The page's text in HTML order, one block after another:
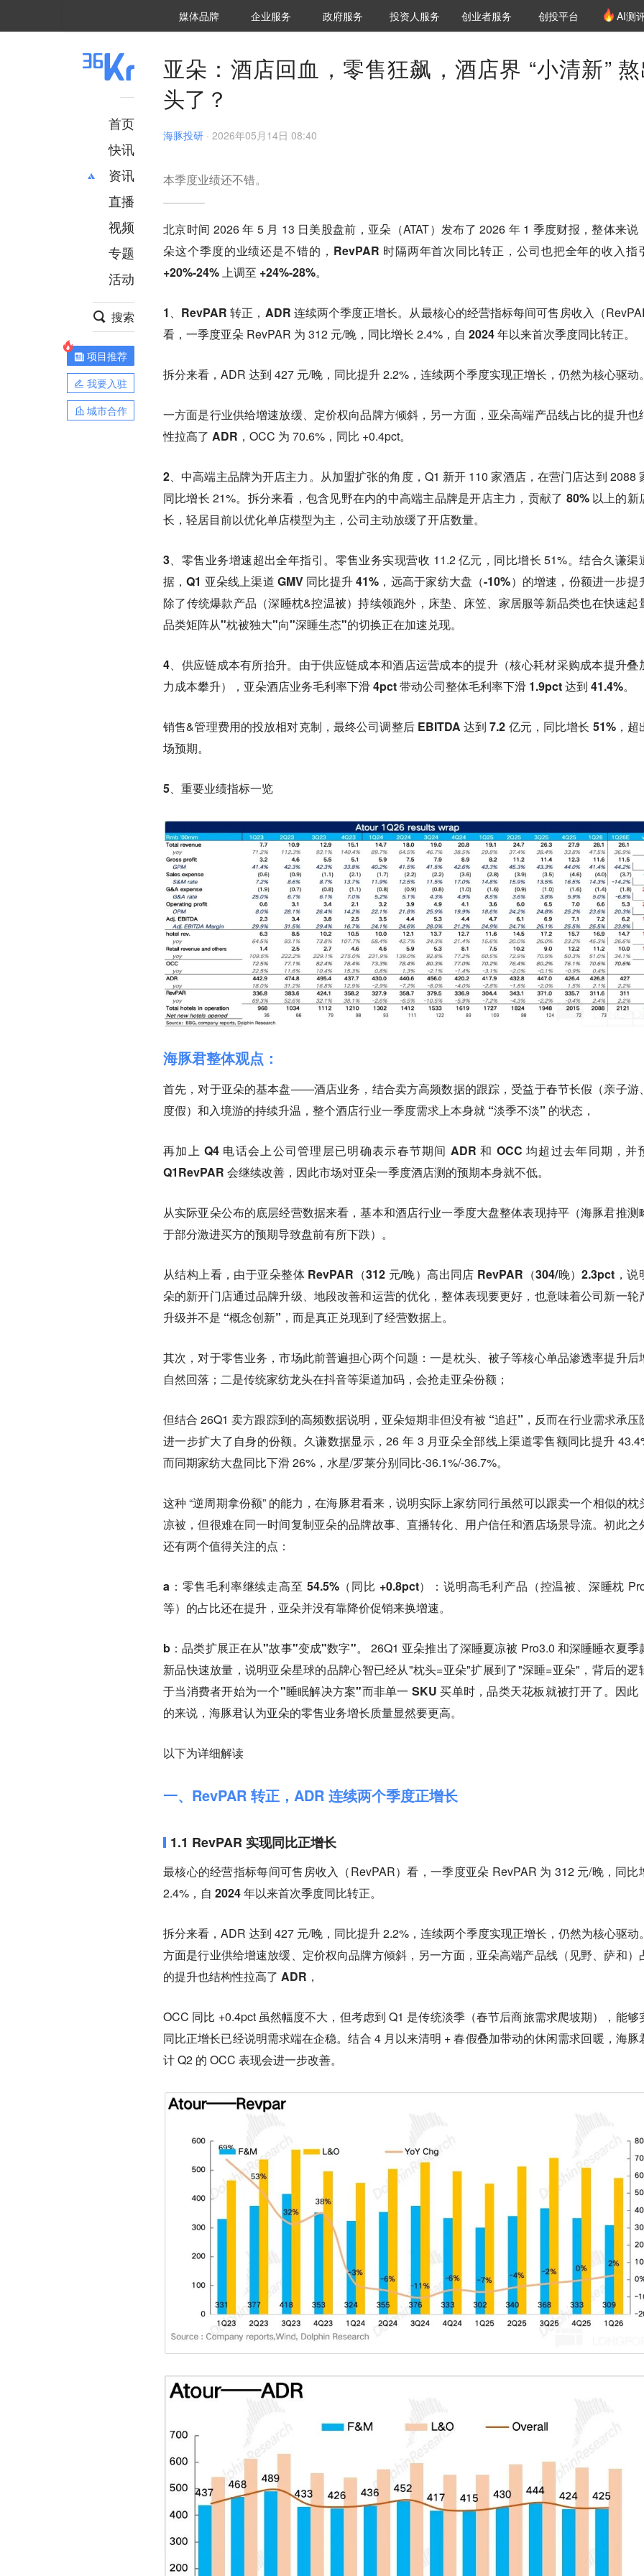
媒体品牌 36Kr研究院
企业服务 城市之窗
政府服务 VClub投资机构库
投资机构职位推介
投资人服务 创投氪堂
创业者服务 创投平台 AI测
首页
快讯
资讯
推荐
财经
项目推荐
安徽
直播
视频
专题
活动
搜索
项目推荐
我要入驻
城市合作
亚朵：酒店回血，零售狂飙，酒店界 “小清新” 熬
头了？
海豚投研 · 2026年05月14日 08:40
本季度业绩还不错。
北京时间 2026 年 5 月 13 日美股盘前，亚朵（ATAT）发布了 2026 年 1 季度财报，整体来说
朵这个季度的业绩还是不错的， RevPAR 时隔两年首次同比转正，公司也把全年的收入指
+20%-24% 上调至 +24%-28%。
1、RevPAR 转正，ADR 连续两个季度正增长。从最核心的经营指标每间可售房收入（
看，一季度亚朵 RevPAR 为 312 元/晚，同比增长 2.4%， 自 2024 年以来首次季度同比转正。
拆分来看，ADR 达到 427 元/晚，同比提升 2.2%， 连续两个季度实现正增长，仍然为核心驱动。
一方面是行业供给增速放缓、定价权向品牌方倾斜，另一方面，亚朵高端产品线占比的提升也
性拉高了 ADR ，OCC 为 70.6%，同比 +0.4pct。
2、中高端主品牌为开店主力。从加盟扩张的角度，Q1 新开 110 家酒店，在营门店达到 2088
同比增长 21%。拆分来看， 包含见野在内的中高端主品牌是开店主力，贡献了 80% 以上的新
长，轻居目前以优化单店模型为主，公司主动放缓了开店数量。
3、零售业务增速超出全年指引。 零售业务实现营收 11.2 亿元，同比增长 51%。结合久谦渠
据，Q1 亚朵线上渠道 GMV 同比提升 41%，远高于家纺大盘（-10%）的增速，份额进一步提
除了传统爆款产品（深睡枕&控温被）持续领跑外， 床垫、床笠、家居服等新品类也在快速起
品类矩阵从"枕被独大"向"深睡生态"的切换正在加速兑现。
4、供应链成本有所抬升。 由于供应链成本和酒店运营成本的提升（核心耗材采购成本提升叠
力成本攀升），亚朵酒店业务毛利率下滑 4pct 带动公司整体毛利率下滑 1.9pct 达到 41.4%。
销售&管理费用的投放相对克制， 最终公司调整后 EBITDA 达到 7.2 亿元，同比增长 51%，超
场预期。
5、重要业绩指标一览
海豚君整体观点：
首先，对于亚朵的基本盘——酒店业务， 结合卖方高频数据的跟踪，受益于春节长假（亲子游
度假）和入境游的持续升温，整个酒店行业一季度需求上本身就 “淡季不淡” 的状态，
再加上 Q4 电话会上公司管理层已明确表示春节期间 ADR 和 OCC 均超过去年同期，并
Q1RevPAR 会继续改善，因此市场对亚朵一季度酒店测的预期本身就不低。
从实际亚朵公布的底层经营数据来看，基本和酒店行业一季度大盘整体表现持平（海豚君推测
于部分激进买方的预期导致盘前有所下跌）。
从结构上看，由于亚朵整体 RevPAR（312 元/晚）高出同店 RevPAR（304/晚）2.3pct，说
朵的新开门店通过品牌升级、地段改善和运营的优化，整体表现要更好，也意味着公司新一轮
升级并不是 “概念创新”，而是真正兑现到了经营数据上。
其次，对于零售业务，市场此前普遍担心两个问题：一是枕头、被子等核心单品渗透率提升后
自然回落；二是传统家纺龙头在抖音等渠道加码，会抢走亚朵份额；
但结合 26Q1 卖方跟踪到的高频数据说明， 亚朵短期非但没有被 “追赶”，反而在行业需求承压
进一步扩大了自身的份额。久谦数据显示，26 年 3 月亚朵全部线上渠道零售额同比提升
而同期家纺大盘同比下滑 26%，水星/罗莱分别同比-36.1%/-36.7%。
这种 “逆周期拿份额” 的能力，在海豚君看来，说明实际上家纺同行虽然可以跟卖一个相似的枕
凉被，但很难在同一时间复制亚朵的品牌故事、直播转化、用户信任和酒店场景导流。初此之
还有两个值得关注的点：
a：零售毛利率继续走高至 54.5%（同比 +0.8pct）：说明高毛利产品（控温被、深睡枕
等）的占比还在提升，亚朵并没有靠降价促销来换增速。
b：品类扩展正在从"故事"变成"数字"。 26Q1 亚朵推出了深睡夏凉被 Pro3.0 和深睡睡衣夏季
新品快速放量，说明亚朵星球的品牌心智已经从"枕头=亚朵"扩展到了"深睡=亚朵"， 背后的逻
于当消费者开始为一个"睡眠解决方案"而非单一 SKU 买单时，品类天花板就被打开了。 因此
的来说，海豚君认为亚朵的零售业务增长质量显然要更高。
以下为详细解读
一、RevPAR 转正，ADR 连续两个季度正增长
1.1 RevPAR 实现同比正增长
最核心的经营指标每间可售房收入（RevPAR）看，一季度亚朵 RevPAR 为 312 元/晚，同比
2.4%， 自 2024 年以来首次季度同比转正。
拆分来看，ADR 达到 427 元/晚，同比提升 2.2%， 连续两个季度实现正增长，仍然为核心驱动。
方面是行业供给增速放缓、定价权向品牌方倾斜，另一方面，亚朵高端产品线（ 见野、萨和）
的提升也结构性拉高了 ADR ，
OCC 同比 +0.4pct 虽然幅度不大，但考虑到 Q1 是传统淡季（春节后商旅需求爬坡期），能够
同比正增长已经说明需求端在企稳。结合 4 月以来清明 + 春假叠加带动的休闲需求回暖，海豚
计 Q2 的 OCC 表现会进一步改善。